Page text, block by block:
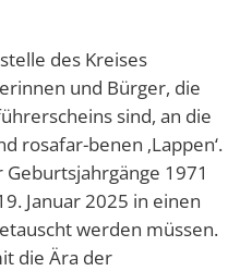
des Kreises
und Bürger, die
sind, an die
rosafar-benen ‚Lappen‘.
1971
Januar 2025 in einen
werden müssen.
die Ära der